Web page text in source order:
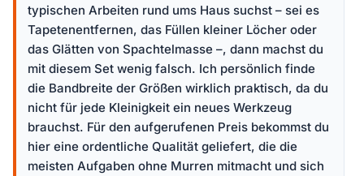
typischen Arbeiten rund ums Haus suchst – sei es
Tapetenentfernen, das Füllen kleiner Löcher oder
das Glätten von Spachtelmasse –, dann machst du
mit diesem Set wenig falsch. Ich persönlich finde
die Bandbreite der Größen wirklich praktisch, da du
nicht für jede Kleinigkeit ein neues Werkzeug
brauchst. Für den aufgerufenen Preis bekommst du
hier eine ordentliche Qualität geliefert, die die
meisten Aufgaben ohne Murren mitmacht und sich